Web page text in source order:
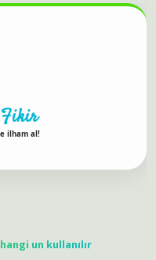
Fikir
ilham al!
un kullanılır